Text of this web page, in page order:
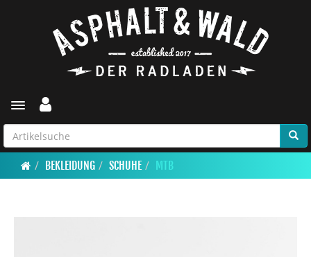
Toggle navigation
BEKLEIDUNG SCHUHE MTB